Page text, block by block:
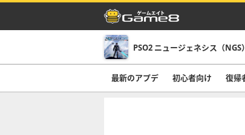
PSO2 ニュージェネシス（NGS
最新のアプデ 初心者向け 復帰